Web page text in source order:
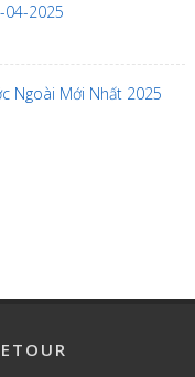
04-2025
Ngoài Mới Nhất 2025